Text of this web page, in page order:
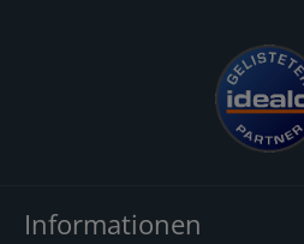
Informationen